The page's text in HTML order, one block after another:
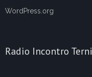
WordPress.org
Radio Incontro Terni